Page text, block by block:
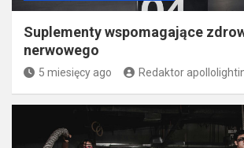
Suplementy wspomagające
nerwowego
5 miesięcy ago Redaktor